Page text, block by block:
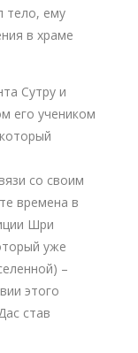
тело, ему
в храме
Сутру и
его учеником
со своим
времена в
Шри
уже
–
этого
став